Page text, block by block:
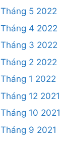
Tháng 5 2022
Tháng 4 2022
Tháng 3 2022
Tháng 2 2022
Tháng 1 2022
Tháng 12 2021
Tháng 10 2021
Tháng 9 2021